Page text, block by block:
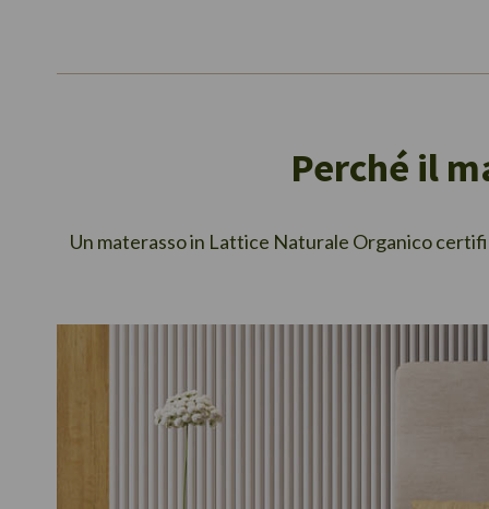
Perché il
Un materasso in Lattice Naturale Organico